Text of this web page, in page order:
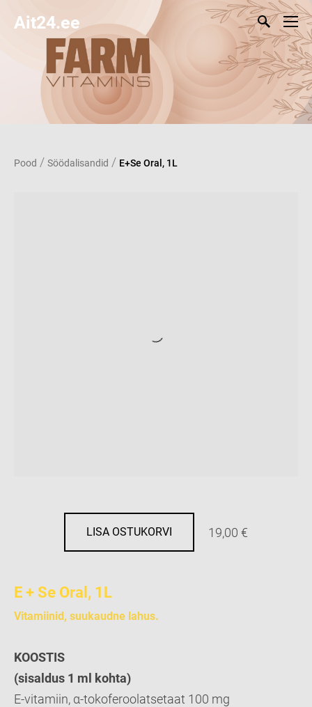
Ait24.ee
Pood / Söödalisandid / E+Se Oral, 1L
LISA OSTUKORVI 19,00 €
E + Se Oral, 1L
Vitamiinid, suukaudne lahus.
KOOSTIS
(sisaldus 1 ml kohta)
E-vitamiin, α-tokoferoolatsetaat 100 mg